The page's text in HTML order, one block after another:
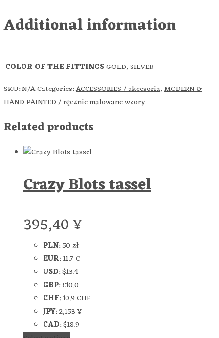
Additional information
COLOR OF THE FITTINGSGOLD, SILVER
SKU:N/ACategories:ACCESSORIES / akcesoria,MODERN &
HAND PAINTED / ręcznie malowane wzory
Related products
Crazy Blots tassel
395,40¥
PLN:50 zł
EUR:11.7 €
USD:$13.4
GBP:£10.0
CHF:10.9 CHF
JPY:2,153 ¥
CAD:$18.9